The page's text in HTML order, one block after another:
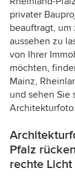
privater
beauftragt,
aussehen zu
von Ihrer
möchten,
Mainz,
und sehen Sie
Pfalz
rechte Licht